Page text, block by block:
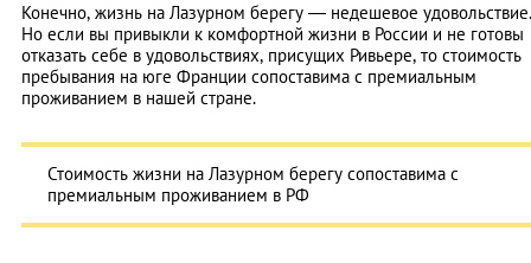
Конечно, жизнь на Лазурном берегу — недешевое удовольствие.
Но если вы привыкли к комфортной жизни в России и не готовы
отказать себе в удовольствиях, присущих Ривьере, то стоимость
пребывания на юге Франции сопоставима с премиальным
проживанием в нашей стране.
Стоимость жизни на Лазурном берегу сопоставима с
премиальным проживанием в РФ